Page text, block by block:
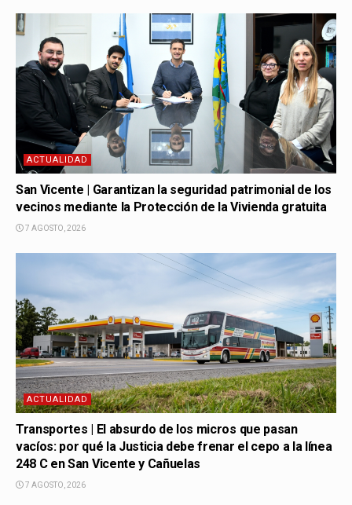
ACTUALIDAD
San Vicente | Garantizan la seguridad patrimonial de los
vecinos mediante la Protección de la Vivienda gratuita
7 AGOSTO, 2026
ACTUALIDAD
Transportes | El absurdo de los micros que pasan
vacíos: por qué la Justicia debe frenar el cepo a la línea
248 C en San Vicente y Cañuelas
7 AGOSTO, 2026